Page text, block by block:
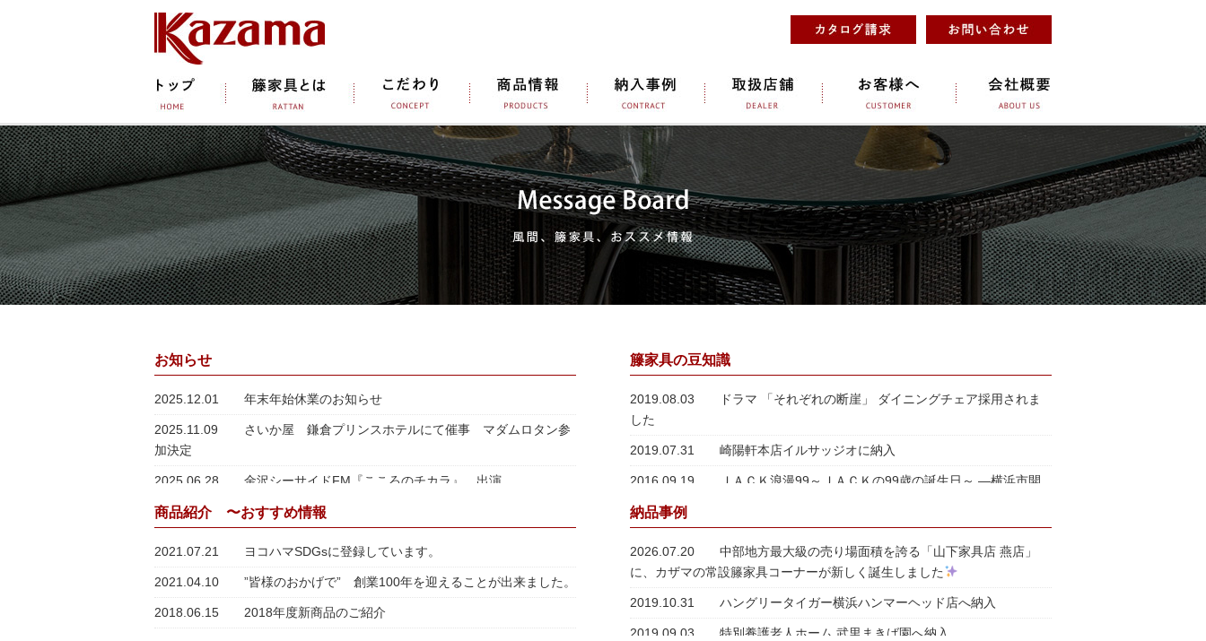
お知らせ
2025.12.01 年末年始休業のお知らせ
2025.11.09
さいか屋 鎌倉プリンスホテルにて催事 マダムロタン参
加決定
2025.06.28 金沢シーサイドFM『こころのチカラ』 出演
籐家具の豆知識
2019.08.03
ドラマ 「それぞれの断崖」 ダイニングチェア採用されま
した
2019.07.31 崎陽軒本店イルサッジオに納入
2016.09.19
ＪＡＣＫ浪漫99～ＪＡＣＫの99歳の誕生日～ ―横浜市開
商品紹介 〜おすすめ情報
2021.07.21 ヨコハマSDGsに登録しています。
2021.04.10 ”皆様のおかげで” 創業100年を迎えることが出来ました。
2018.06.15 2018年度新商品のご紹介
納品事例
2026.07.20
中部地方最大級の売り場面積を誇る「山下家具店 燕店」
に、カザマの常設籐家具コーナーが新しく誕生しました
2019.10.31 ハングリータイガー横浜ハンマーヘッド店へ納入
2019.09.03 特別養護老人ホーム 武里まきば園へ納入